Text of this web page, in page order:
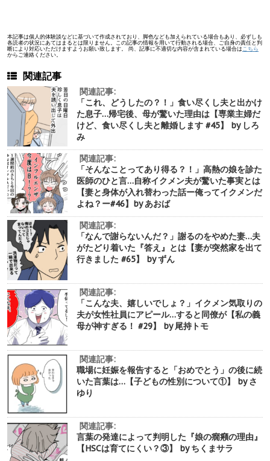
本記事は個人的体験談などに基づいて作成されており、脚色なども加えられている場合もあり、必ずしも
各読者の状況にあてはまるとは限りません。この記事の情報を用いて行動される場合、ご自身の責任と判
断により対応いただけますようお願い致します。 尚、記事に不適切な内容が含まれている場合はこちら
からご連絡ください。
関連記事
関連記事:
「これ、どうしたの？！」食い尽くし夫と出かけ
た息子…帰宅後、母が驚いた理由は【専業主婦だ
けど、食い尽くし夫と離婚します #45】 by しろ
み
関連記事:
「そんなことってあり得る？！」高熱の娘を診た
医師のひと言…自称イクメン夫が驚いた事実とは
【妻と身体が入れ替わった話ー俺ってイクメンだ
よね？ー#46】by あおば
関連記事:
「なんで謝らないんだ？」謝るのをやめた妻…夫
がたどり着いた『答え』とは【妻が突然家を出て
行きました #65】 by ずん
関連記事:
「こんな夫、嬉しいでしょ？」イクメン気取りの
夫が女性社員にアピール…すると同僚が【私の義
母が神すぎる！ #29】 by 尾持トモ
関連記事:
職場に妊娠を報告すると「おめでとう」の後に続
いた言葉は…【子どもの性別について①】 by さ
ゆり
関連記事:
言葉の発達によって判明した『娘の癇癪の理由』
【HSCは育てにくい？③】 by ちくまサラ